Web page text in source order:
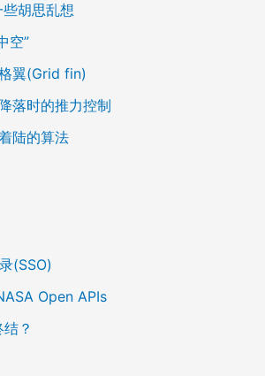
胡思乱想
空”
翼(Grid fin)
落时的推力控制
陆的算法
(SSO)
Open APIs
？